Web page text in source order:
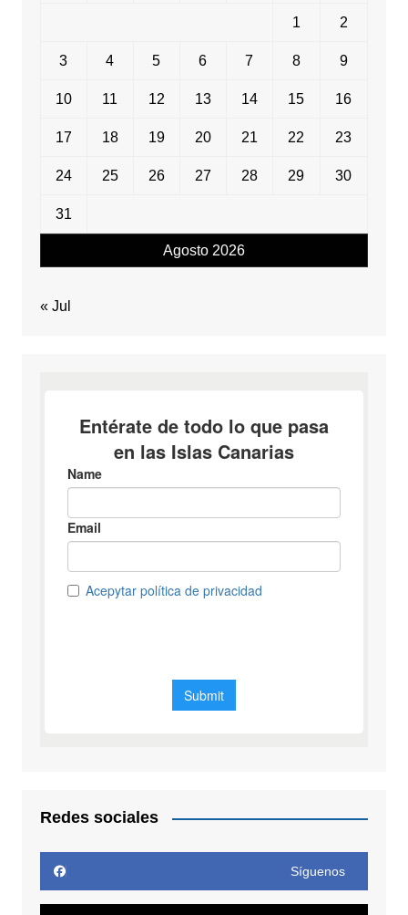
Agosto 2026
1 2
3 4 5 6 7 8 9
10 11 12 13 14 15 16
17 18 19 20 21 22 23
24 25 26 27 28 29 30
31
« Jul
Redes sociales
Síguenos